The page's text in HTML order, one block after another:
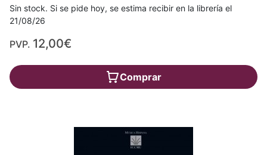
Sin stock. Si se pide hoy, se estima recibir en la librería el
21/08/26
PVP. 12,00€
Comprar